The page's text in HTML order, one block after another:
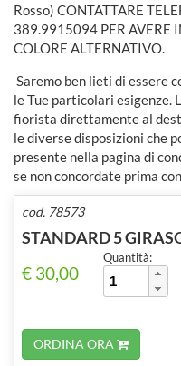
Rosso) CONTATTARE
389.9915094 PER AVERE
COLORE ALTERNATIVO.
Saremo ben lieti di essere
le Tue particolari esigenze.
fiorista direttamente al
le diverse disposizioni che
presente nella pagina di
se non concordate prima
cod. 78573
STANDARD 5
€ 30,00
Quantità:
ORDINA ORA